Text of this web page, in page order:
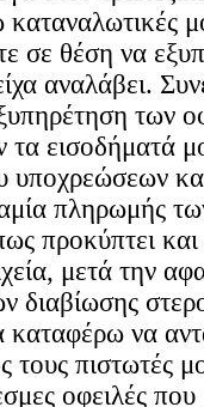
σε θέση να
αναλάβει.
των
εισοδήματά
υποχρεώσεων
πληρωμής
προκύπτει
μετά την
διαβίωσης
καταφέρω να
τους πιστωτές
οφειλές